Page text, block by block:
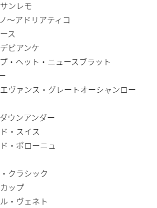
ンレモ
〜アドリアティコ
ス
ビアンケ
・ヘット・ニュースブラット
ヴァンス・グレートオーシャンロー
ウンアンダー
・スイス
・ポローニュ
クラシック
ップ
・ヴェネト